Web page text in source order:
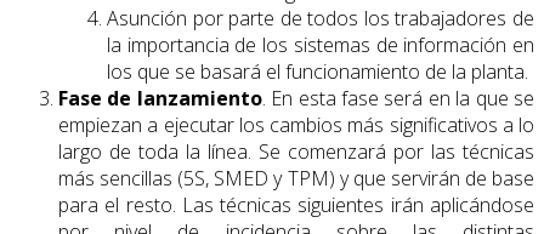
Asunción por parte de todos los trabajadores de
la importancia de los sistemas de información en
los que se basará el funcionamiento de la planta.
Fase de lanzamiento. En esta fase será en la que se
empiezan a ejecutar los cambios más significativos a lo
largo de toda la línea. Se comenzará por las técnicas
más sencillas (5S, SMED y TPM) y que servirán de base
para el resto. Las técnicas siguientes irán aplicándose